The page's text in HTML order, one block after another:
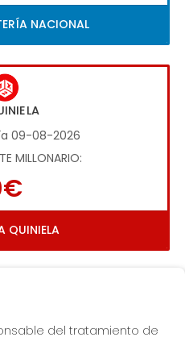
NACIONAL
09-08-2026
MILLONARIO:
QUINIELA
del tratamiento de